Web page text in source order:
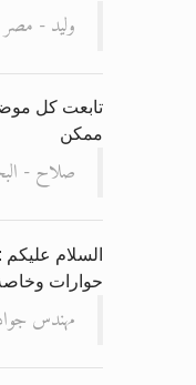
وليد - مصر
تابعت كل
ممكن
صلاح -
السلام
حوارات
مهندس